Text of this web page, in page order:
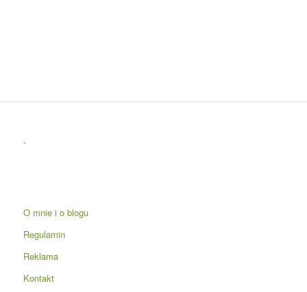
.
O mnie i o blogu
Regulamin
Reklama
Kontakt